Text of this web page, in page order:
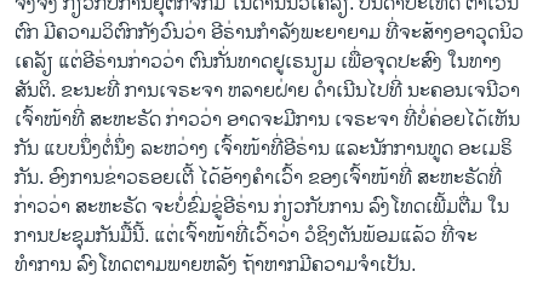
ຕົກ ມີຄວາມວິຕົກກັງວົນວ່າ ອີຣ່ານກຳລັງພະຍາຍາມ ທີ່ຈະສ້າງອາວຸດນິວ
ເຄລັຽ ແຕ່ອີຣ່ານກ່າວວ່າ ຕົນກັ່ນທາດຢູເຣນຽມ ເພື່ອຈຸດປະສົງ ໃນທາງ
ສັນຕິ. ຂະນະທີ່ ການເຈຣະຈາ ຫລາຍຝ່າຍ ດຳເນີນໄປທີ່ ນະຄອນເຈນີວາ
ເຈົ້າໜ້າທີ່ ສະຫະຣັດ ກ່າວວ່າ ອາດຈະມີການ ເຈຣະຈາ ທີ່ບໍ່ຄ່ອຍໄດ້ເຫັນ
ກັນ ແບບນຶ່ງຕໍ່ນຶ່ງ ລະຫວ່າງ ເຈົ້າໜ້າທີ່ອີຣ່ານ ແລະນັກການທູດ ອະເມຣິ
ກັນ. ອົງການຂ່າວຣອຍເຕີ້ ໄດ້ອ້າງຄຳເວົ້າ ຂອງເຈົ້າໜ້າທີ່ ສະຫະຣັດທີ່
ກ່າວວ່າ ສະຫະຣັດ ຈະບໍ່ຂົ່ມຂູ່ອີຣ່ານ ກ່ຽວກັບການ ລົງໂທດເພີ້ມຕື່ມ ໃນ
ການປະຊຸມກັນມື້ນີ້. ແຕ່ເຈົ້າໜ້າທີ່ເວົ້າວ່າ ວໍຊິງຕັນພ້ອມແລ້ວ ທີ່ຈະ
ທຳການ ລົງໂທດຕາມພາຍຫລັງ ຖ້າຫາກມີຄວາມຈຳເປັນ.